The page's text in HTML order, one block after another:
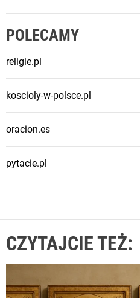
POLECAMY
religie.pl
koscioly-w-polsce.pl
oracion.es
pytacie.pl
CZYTAJCIE TEŻ: